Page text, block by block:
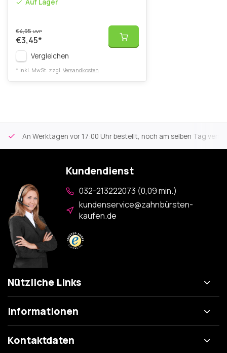
Auf Lager
€4,95UVP
€3,45*
Vergleichen
* Inkl. MwSt. zzgl. Versandkosten
An Werktagen vor 17:00 Uhr bestellt, noch am selben Tag
Kundendienst
032-213222073 (0,09 min.)
kundenservice@zahnbürsten-
kaufen.de
Nützliche Links
Informationen
Kontaktdaten